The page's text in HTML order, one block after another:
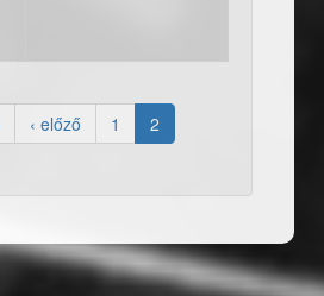
‹ előző 1 2